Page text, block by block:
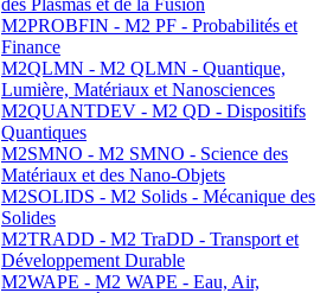
des Plasmas et de la Fusion
M2PROBFIN - M2 PF - Probabilités et
Finance
M2QLMN - M2 QLMN - Quantique,
Lumière, Matériaux et Nanosciences
M2QUANTDEV - M2 QD - Dispositifs
Quantiques
M2SMNO - M2 SMNO - Science des
Matériaux et des Nano-Objets
M2SOLIDS - M2 Solids - Mécanique des
Solides
M2TRADD - M2 TraDD - Transport et
Développement Durable
M2WAPE - M2 WAPE - Eau, Air,